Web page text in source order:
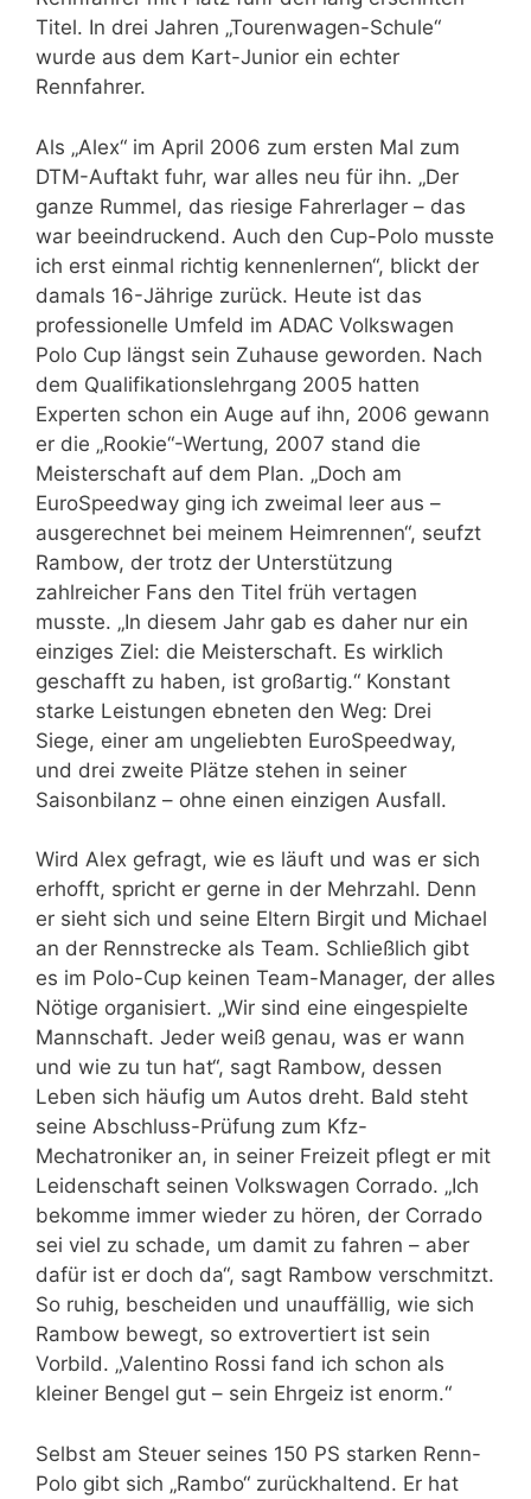
Titel. In drei Jahren „Tourenwagen-Schule“
wurde aus dem Kart-Junior ein echter
Rennfahrer.
Als „Alex“ im April 2006 zum ersten Mal zum
DTM-Auftakt fuhr, war alles neu für ihn. „Der
ganze Rummel, das riesige Fahrerlager – das
war beeindruckend. Auch den Cup-Polo musste
ich erst einmal richtig kennenlernen“, blickt der
damals 16-Jährige zurück. Heute ist das
professionelle Umfeld im ADAC Volkswagen
Polo Cup längst sein Zuhause geworden. Nach
dem Qualifikationslehrgang 2005 hatten
Experten schon ein Auge auf ihn, 2006 gewann
er die „Rookie“-Wertung, 2007 stand die
Meisterschaft auf dem Plan. „Doch am
EuroSpeedway ging ich zweimal leer aus –
ausgerechnet bei meinem Heimrennen“, seufzt
Rambow, der trotz der Unterstützung
zahlreicher Fans den Titel früh vertagen
musste. „In diesem Jahr gab es daher nur ein
einziges Ziel: die Meisterschaft. Es wirklich
geschafft zu haben, ist großartig.“ Konstant
starke Leistungen ebneten den Weg: Drei
Siege, einer am ungeliebten EuroSpeedway,
und drei zweite Plätze stehen in seiner
Saisonbilanz – ohne einen einzigen Ausfall.
Wird Alex gefragt, wie es läuft und was er sich
erhofft, spricht er gerne in der Mehrzahl. Denn
er sieht sich und seine Eltern Birgit und Michael
an der Rennstrecke als Team. Schließlich gibt
es im Polo-Cup keinen Team-Manager, der alles
Nötige organisiert. „Wir sind eine eingespielte
Mannschaft. Jeder weiß genau, was er wann
und wie zu tun hat“, sagt Rambow, dessen
Leben sich häufig um Autos dreht. Bald steht
seine Abschluss-Prüfung zum Kfz-
Mechatroniker an, in seiner Freizeit pflegt er mit
Leidenschaft seinen Volkswagen Corrado. „Ich
bekomme immer wieder zu hören, der Corrado
sei viel zu schade, um damit zu fahren – aber
dafür ist er doch da“, sagt Rambow verschmitzt.
So ruhig, bescheiden und unauffällig, wie sich
Rambow bewegt, so extrovertiert ist sein
Vorbild. „Valentino Rossi fand ich schon als
kleiner Bengel gut – sein Ehrgeiz ist enorm.“
Selbst am Steuer seines 150 PS starken Renn-
Polo gibt sich „Rambo“ zurückhaltend. Er hat